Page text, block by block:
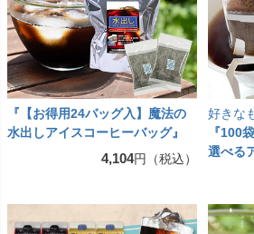
『【お得用24バッグ入】魔法の
水出しアイスコーヒーバッグ』
4,104円（税込）
好きな
『100
選べる